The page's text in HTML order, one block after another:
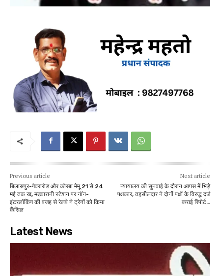
Previous article
बिलासपुर-गेवरारोड और कोरबा मेमू 21 से 24
मई तक रद्द, मड़वारानी स्टेशन पर नॉन-
इंटरलॉकिंग की वजह से रेलवे ने ट्रेनों को किया
कैंसिल
Next article
न्यायालय की सुनवाई के दौरान आपस में भिड़े
पक्षकार, तहसीलदार ने दोनों पक्षों के विरुद्ध दर्ज
कराई रिपोर्ट…
Latest News